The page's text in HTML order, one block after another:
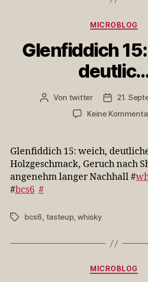
MICROBLOG
Glenfiddich
Beitragsautor
Von twitter
21.
Keine
Glenfiddich 15: weich,
Holzgeschmack, Geruch nach
angenehm langer Nachhall #
#bcs6 #
Schlagwörter
bcs6, tasteup,whisky
MICROBLOG